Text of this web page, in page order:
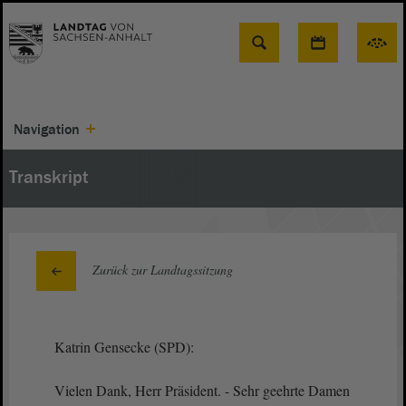
Suche
Navigation
Transkript
Zurück zur Landtagssitzung
Katrin Gensecke (SPD):
Vielen Dank, Herr Präsident. - Sehr geehrte Damen